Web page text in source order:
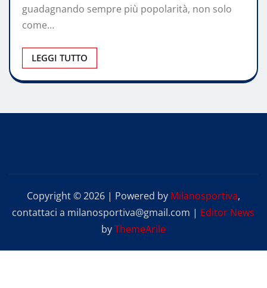
guadagnando sempre più popolarità, non solo
come…
LEGGI TUTTO
Copyright © 2026 | Powered by Milanosportiva,
contattaci a milanosportiva@gmail.com | Editor News
byThemeArile